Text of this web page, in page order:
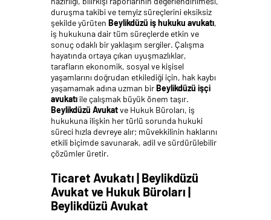
duruşma takibi ve temyiz süreçlerini eksiksiz
şekilde yürüten Beylikdüzü iş hukuku avukatı,
iş hukukuna dair tüm süreçlerde etkin ve
sonuç odaklı bir yaklaşım sergiler. Çalışma
hayatında ortaya çıkan uyuşmazlıklar,
tarafların ekonomik, sosyal ve kişisel
yaşamlarını doğrudan etkilediği için, hak kaybı
yaşamamak adına uzman birBeylikdüzü işçi
avukatıile çalışmak büyük önem taşır.
Beylikdüzü Avukatve Hukuk Büroları, iş
hukukuna ilişkin her türlü sorunda hukuki
süreci hızla devreye alır; müvekkilinin haklarını
etkili biçimde savunarak, adil ve sürdürülebilir
çözümler üretir.
Ticaret Avukatı | Beylikdüzü
Avukat ve Hukuk Büroları |
Beylikdüzü Avukat